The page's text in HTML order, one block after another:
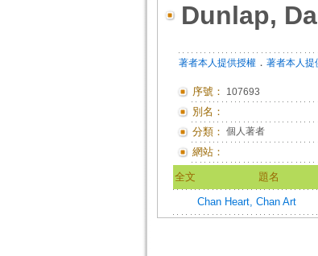
Dunlap,
著者本人提供授權． 著者本人提
序號： 107693
別名：
分類： 個人著者
網站：
全文 題名
Chan Heart, Chan Art